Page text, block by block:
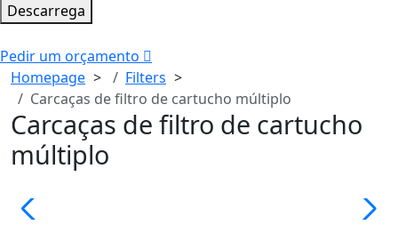
Descarrega
Pedir um orçamento
Homepage
Filters
Carcaças de filtro de cartucho múltiplo
Carcaças de filtro de cartucho
múltiplo